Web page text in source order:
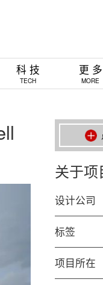
科 技
TECH
更 多
MORE
关于项
设计公司
标签
项目所在